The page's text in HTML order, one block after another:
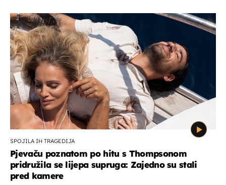
SPOJILA IH TRAGEDIJA
Pjevaču poznatom po hitu s Thompsonom
pridružila se lijepa supruga: Zajedno su stali
pred kamere